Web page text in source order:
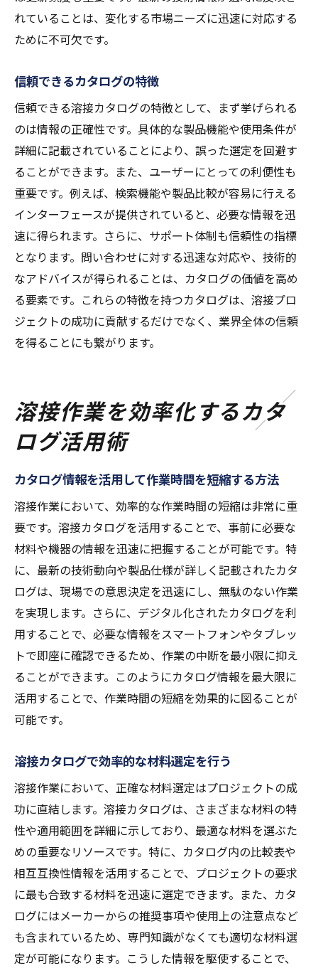
れていることは、変化する市場ニーズに迅速に対応する
ために不可欠です。
信頼できるカタログの特徴
信頼できる溶接カタログの特徴として、まず挙げられる
のは情報の正確性です。具体的な製品機能や使用条件が
詳細に記載されていることにより、誤った選定を回避す
ることができます。また、ユーザーにとっての利便性も
重要です。例えば、検索機能や製品比較が容易に行える
インターフェースが提供されていると、必要な情報を迅
速に得られます。さらに、サポート体制も信頼性の指標
となります。問い合わせに対する迅速な対応や、技術的
なアドバイスが得られることは、カタログの価値を高め
る要素です。これらの特徴を持つカタログは、溶接プロ
ジェクトの成功に貢献するだけでなく、業界全体の信頼
を得ることにも繋がります。
溶接作業を効率化するカタ
ログ活用術
カタログ情報を活用して作業時間を短縮する方法
溶接作業において、効率的な作業時間の短縮は非常に重
要です。溶接カタログを活用することで、事前に必要な
材料や機器の情報を迅速に把握することが可能です。特
に、最新の技術動向や製品仕様が詳しく記載されたカタ
ログは、現場での意思決定を迅速にし、無駄のない作業
を実現します。さらに、デジタル化されたカタログを利
用することで、必要な情報をスマートフォンやタブレッ
トで即座に確認できるため、作業の中断を最小限に抑え
ることができます。このようにカタログ情報を最大限に
活用することで、作業時間の短縮を効果的に図ることが
可能です。
溶接カタログで効率的な材料選定を行う
溶接作業において、正確な材料選定はプロジェクトの成
功に直結します。溶接カタログは、さまざまな材料の特
性や適用範囲を詳細に示しており、最適な材料を選ぶた
めの重要なリソースです。特に、カタログ内の比較表や
相互互換性情報を活用することで、プロジェクトの要求
に最も合致する材料を迅速に選定できます。また、カタ
ログにはメーカーからの推奨事項や使用上の注意点など
も含まれているため、専門知識がなくても適切な材料選
定が可能になります。こうした情報を駆使することで、